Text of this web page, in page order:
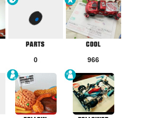
0 966